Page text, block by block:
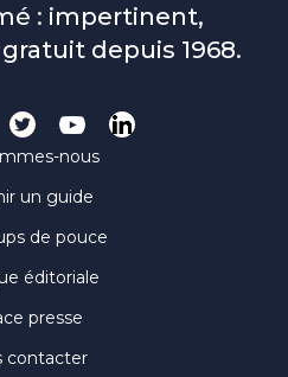
: impertinent,
depuis 1968.
nous
un guide
de pouce
éditoriale
presse
contacter